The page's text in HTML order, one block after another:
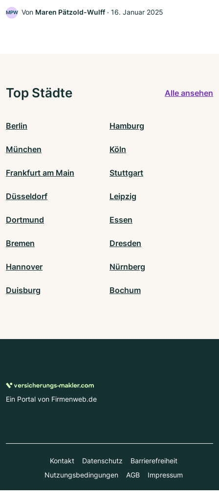
MPW Von Maren Pätzold-Wulff ‧ 16. Januar 2025
Top Städte Alle ansehen
Berlin Hamburg
München Köln
Frankfurt am Main Stuttgart
Düsseldorf Leipzig
Dortmund Essen
Bremen Dresden
Hannover Nürnberg
Duisburg Bochum
Ein Portal von Firmenweb.de
Kontakt Datenschutz
Barrierefreiheit
Nutzungsbedingungen
AGB Impressum